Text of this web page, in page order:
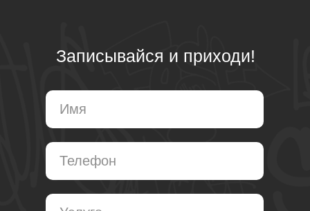
Записывайся и приходи!